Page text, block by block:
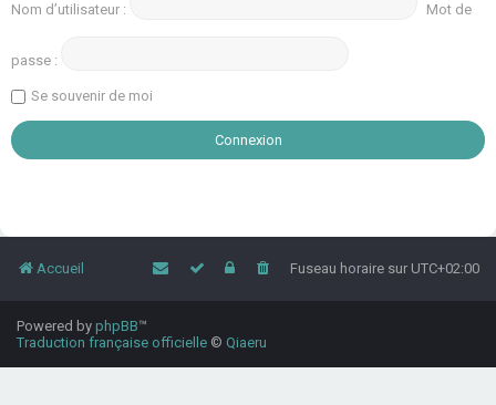
Nom d’utilisateur : Mot de
passe :
Se souvenir de moi
Accueil Fuseau horaire sur UTC+02:00
Powered by phpBB™
Traduction française officielle © Qiaeru